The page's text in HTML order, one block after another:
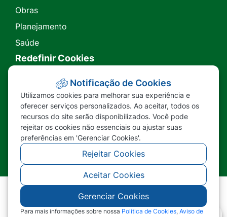
Obras
Planejamento
Saúde
Redefinir Cookies
Transparência
Ouvidoria
SIC
©2026 - Prefeitura Municipal de Nova Lacerda -
MT - Todos os direitos reservados
Notificação de Cookies
Utilizamos cookies para melhorar sua experiência e
oferecer serviços personalizados. Ao aceitar, todos os
recursos do site serão disponibilizados. Você pode
rejeitar os cookies não essenciais ou ajustar suas
preferências em 'Gerenciar Cookies'.
Rejeitar Cookies
Aceitar Cookies
Gerenciar Cookies
Para mais informações sobre nossa Política de Cookies, Aviso de